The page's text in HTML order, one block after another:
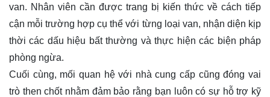
van. Nhân viên cần được trang bị kiến thức về cách tiếp
cận mỗi trường hợp cụ thể với từng loại van, nhận diện kịp
thời các dấu hiệu bất thường và thực hiện các biện pháp
phòng ngừa.
Cuối cùng, mối quan hệ với nhà cung cấp cũng đóng vai
trò then chốt nhằm đảm bảo rằng bạn luôn có sự hỗ trợ kỹ